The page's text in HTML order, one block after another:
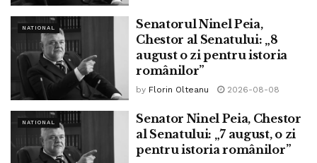
NATIONAL
Senatorul Ninel Peia,
Chestor al Senatului: „8
august o zi pentru istoria
românilor”
by Florin Olteanu 2026-08-08
NATIONAL
Senator Ninel Peia, Chestor
al Senatului: „7 august, o zi
pentru istoria românilor”